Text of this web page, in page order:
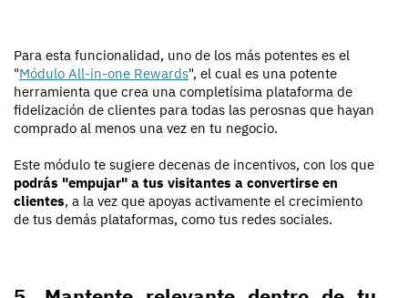
Para esta funcionalidad, uno de los más potentes es el
"Módulo All-in-one Rewards", el cual es una potente
herramienta que crea una completísima plataforma de
fidelización de clientes para todas las perosnas que hayan
comprado al menos una vez en tu negocio.
Este módulo te sugiere decenas de incentivos, con los que
podrás "empujar" a tus visitantes a convertirse en
clientes, a la vez que apoyas activamente el crecimiento
de tus demás plataformas, como tus redes sociales.